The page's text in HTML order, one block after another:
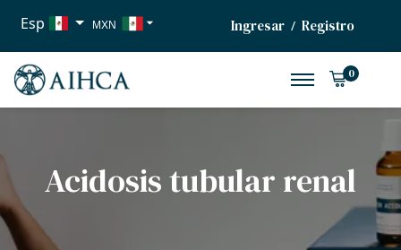
Esp MXN
EUR
Ingresar / Registro
0
Acidosis tubular renal